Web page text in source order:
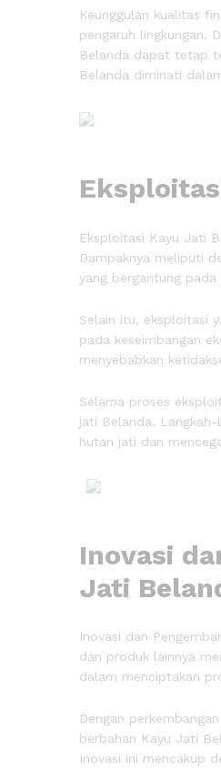
Keunggulan kualitas
pengaruh lingkungan.
Belanda dapat tetap
Belanda diminati
Eksploitasi Kayu Jati
Dampaknya meliputi
yang bergantung pada
Selain itu, eksploitasi
pada keseimbangan
menyebabkan
Selama proses
jati Belanda.
hutan jati dan
Inovasi
Jati
Inovasi dan
dan produk lainnya
dalam menciptakan
Dengan
berbahan Kayu Jati
Inovasi ini mencakup